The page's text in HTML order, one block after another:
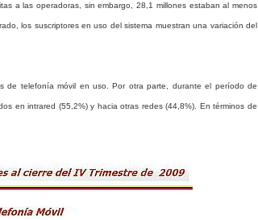
a las operadoras, sin embargo, 28,1 millones estaban al menos
los suscriptores en uso del sistema muestran una variación del
de telefonía móvil en uso. Por otra parte, durante el período de
en intrared (55,2%) y hacia otras redes (44,8%). En términos de